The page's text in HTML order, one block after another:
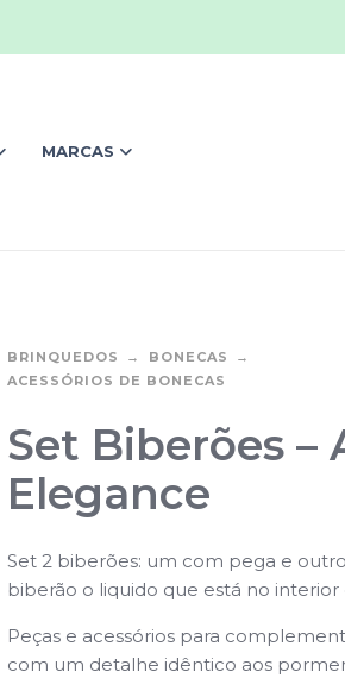
MARCAS
BRINQUEDOS
BONECAS
ACESSÓRIOS DE BONECAS
Set Biberões –
Elegance
Set 2 biberões: um com pega e
biberão o liquido que está no interior
Peças e acessórios para
com um detalhe idêntico aos